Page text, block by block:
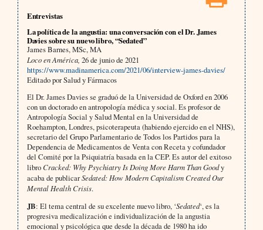
Entrevistas
La política de la angustia: una conversación con el Dr. James
Davies sobre su nuevo libro, “Sedated”
James Barnes, MSc, MA
Loco en América, 26 de junio de 2021
https://www.madinamerica.com/2021/06/interview-james-davies/
Editado por Salud y Fármacos
El Dr. James Davies se graduó de la Universidad de Oxford en 2006
con un doctorado en antropología médica y social. Es profesor de
Antropología Social y Salud Mental en la Universidad de
Roehampton, Londres, psicoterapeuta (habiendo ejercido en el NHS),
secretario del Grupo Parlamentario de Todos los Partidos para la
Dependencia de Medicamentos de Venta con Receta y cofundador
del Comité por la Psiquiatría basada en la CEP. Es autor del exitoso
libroCracked: Why Psychiatry Is Doing More Harm Than Goody
acaba de publicarSedated: How Modern Capitalism Created Our
Mental Health Crisis.
JB: El tema central de su excelente nuevo libro, ‘Sedated‘, es la
progresiva medicalización e individualización de la angustia
emocional y psicológica que desde la década de 1980 ha ido